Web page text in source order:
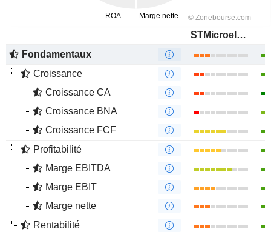
STMicroelectronics N.V.
Fondamentaux
Croissance
Croissance CA
Croissance BNA
Croissance FCF
Profitabilité
Marge EBITDA
Marge EBIT
Marge nette
Rentabilité